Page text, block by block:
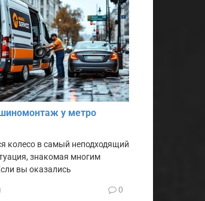
у метро
колесо в самый неподходящий
знакомая многим
вы оказались
0